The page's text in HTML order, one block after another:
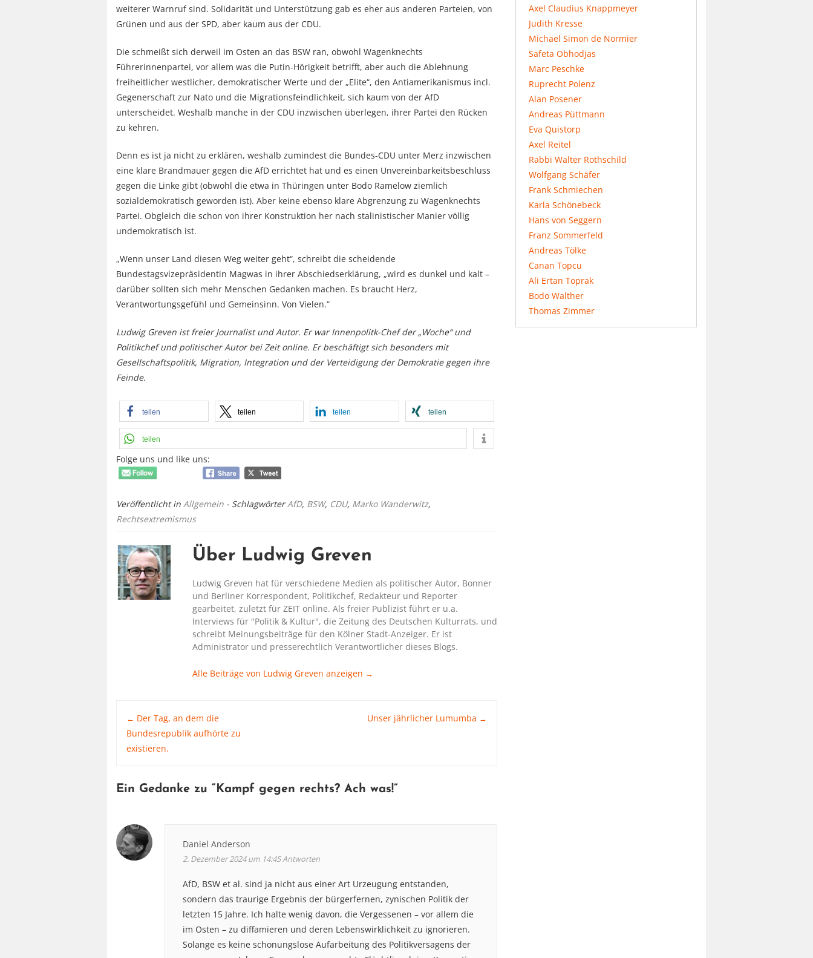
weiterer Warnruf sind. Solidarität und Unterstützung gab es eher aus anderen Parteien, von
Grünen und aus der SPD, aber kaum aus der CDU.
Die schmeißt sich derweil im Osten an das BSW ran, obwohl Wagenknechts
Führerinnenpartei, vor allem was die Putin-Hörigkeit betrifft, aber auch die Ablehnung
freiheitlicher westlicher, demokratischer Werte und der „Elite“, den Antiamerikanismus incl.
Gegenerschaft zur Nato und die Migrationsfeindlichkeit, sich kaum von der AfD
unterscheidet. Weshalb manche in der CDU inzwischen überlegen, ihrer Partei den Rücken
zu kehren.
Denn es ist ja nicht zu erklären, weshalb zumindest die Bundes-CDU unter Merz inzwischen
eine klare Brandmauer gegen die AfD errichtet hat und es einen Unvereinbarkeitsbeschluss
gegen die Linke gibt (obwohl die etwa in Thüringen unter Bodo Ramelow ziemlich
sozialdemokratisch geworden ist). Aber keine ebenso klare Abgrenzung zu Wagenknechts
Partei. Obgleich die schon von ihrer Konstruktion her nach stalinistischer Manier völlig
undemokratisch ist.
„Wenn unser Land diesen Weg weiter geht“, schreibt die scheidende
Bundestagsvizepräsidentin Magwas in ihrer Abschiedserklärung, „wird es dunkel und kalt –
darüber sollten sich mehr Menschen Gedanken machen. Es braucht Herz,
Verantwortungsgefühl und Gemeinsinn. Von Vielen.“
Ludwig Greven ist freier Journalist und Autor. Er war Innenpolitk-Chef der „Woche“ und
Politikchef und politischer Autor bei Zeit online. Er beschäftigt sich besonders mit
Gesellschaftspolitik, Migration, Integration und der Verteidigung der Demokratie gegen ihre
Feinde.
teilen teilen teilen teilen
teilen
Folge uns und like uns:
Veröffentlicht in Allgemein - SchlagwörterAfD, BSW, CDU, Marko Wanderwitz,
Rechtsextremismus
Über Ludwig Greven
Ludwig Greven hat für verschiedene Medien als politischer Autor, Bonner
und Berliner Korrespondent, Politikchef, Redakteur und Reporter
gearbeitet, zuletzt für ZEIT online. Als freier Publizist führt er u.a.
Interviews für "Politik & Kultur", die Zeitung des Deutschen Kulturrats, und
schreibt Meinungsbeiträge für den Kölner Stadt-Anzeiger. Er ist
Administrator und presserechtlich Verantwortlicher dieses Blogs.
Alle Beiträge von Ludwig Greven anzeigen →
Post
navigation
← Der Tag, an dem die
Bundesrepublik aufhörte zu
existieren.
Unser jährlicher Lumumba →
Ein Gedanke zu “ Kampf gegen rechts? Ach was!”
Daniel Anderson
2. Dezember 2024 um 14:45Antworten
AfD, BSW et al. sind ja nicht aus einer Art Urzeugung entstanden,
sondern das traurige Ergebnis der bürgerfernen, zynischen Politik der
letzten 15 Jahre. Ich halte wenig davon, die Vergessenen – vor allem die
im Osten – zu diffamieren und deren Lebenswirklichkeit zu ignorieren.
Solange es keine schonungslose Aufarbeitung des Politikversagens der
Axel Claudius Knappmeyer
Judith Kresse
Michael Simon de Normier
Safeta Obhodjas
Marc Peschke
Ruprecht Polenz
Alan Posener
Andreas Püttmann
Eva Quistorp
Axel Reitel
Rabbi Walter Rothschild
Wolfgang Schäfer
Frank Schmiechen
Karla Schönebeck
Hans von Seggern
Franz Sommerfeld
Andreas Tölke
Canan Topcu
Ali Ertan Toprak
Bodo Walther
Thomas Zimmer